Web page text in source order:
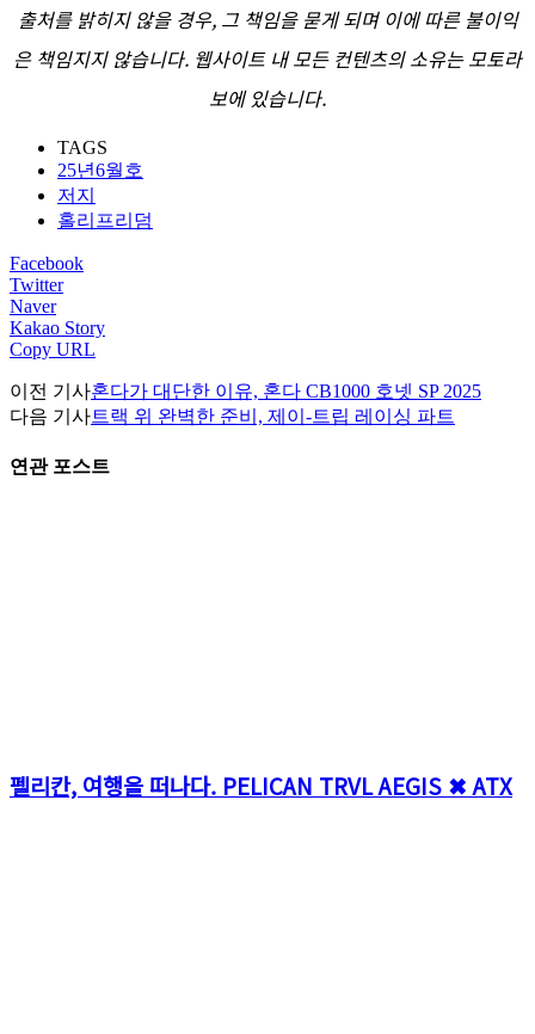
출처를 밝히지 않을 경우, 그 책임을 묻게 되며 이에 따른 불이익
은 책임지지 않습니다. 웹사이트 내 모든 컨텐츠의 소유는 모토라
보에 있습니다.
TAGS
25년6월호
저지
홀리프리덤
Facebook
Twitter
Naver
Kakao Story
Copy URL
이전 기사혼다가 대단한 이유, 혼다 CB1000 호넷 SP 2025
다음 기사트랙 위 완벽한 준비, 제이-트립 레이싱 파트
연관 포스트
펠리칸, 여행을 떠나다. PELICAN TRVL AEGIS ✖ ATX